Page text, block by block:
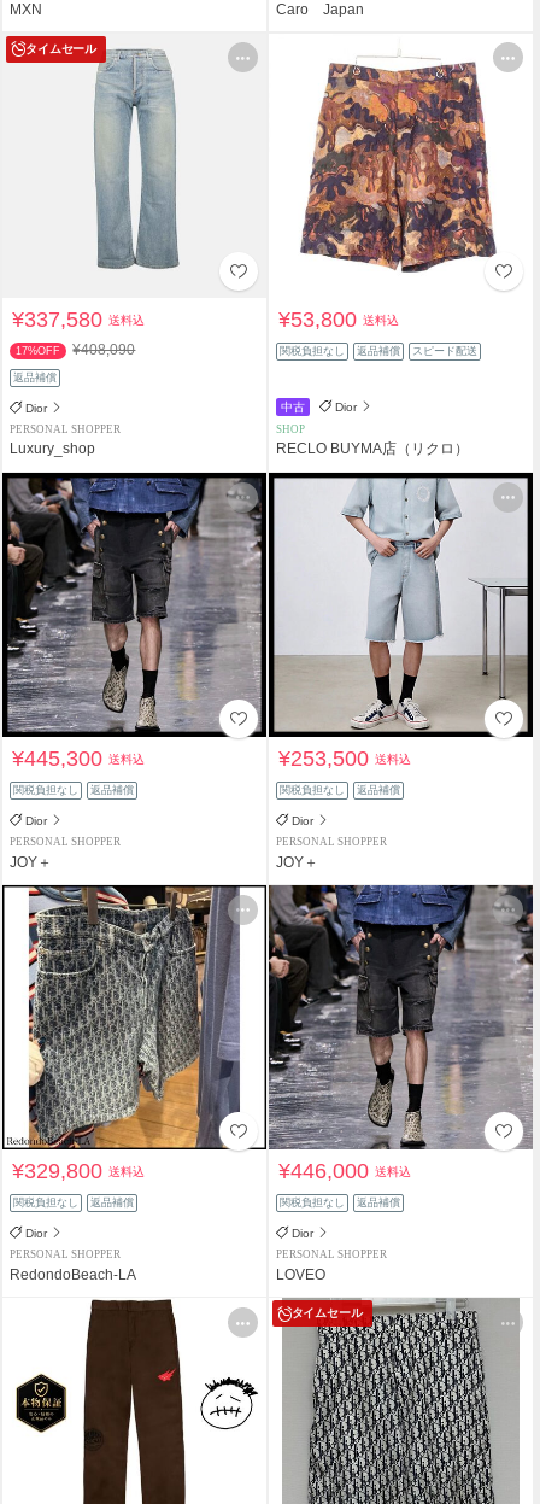
MXN Caro Japan
タイムセール
¥337,580送料込
17%OFF ¥408,090
返品補償
Dior
PERSONAL SHOPPER
Luxury_shop
¥53,800送料込
関税負担なし 返品補償 スピード配送
中古 Dior
SHOP
RECLO BUYMA店（リクロ）
¥445,300送料込
関税負担なし 返品補償
Dior
PERSONAL SHOPPER
JOY＋
¥253,500送料込
関税負担なし 返品補償
Dior
PERSONAL SHOPPER
JOY＋
¥329,800送料込
関税負担なし 返品補償
Dior
PERSONAL SHOPPER
RedondoBeach-LA
¥446,000送料込
関税負担なし 返品補償
Dior
PERSONAL SHOPPER
LOVEO
タイムセール